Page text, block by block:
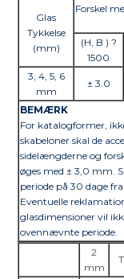
Glas
Tykkelse
(mm)
Forskel
(H, B ) ?
1500
3, 4, 5, 6
mm
± 3.0
BEMÆRK
For katalogformer,
skabeloner skal de
sidelængderne og
øges med ± 3,0 mm.
periode på 30 dage
Eventuelle
glasdimensioner vil
ovennævnte periode.
2
mm